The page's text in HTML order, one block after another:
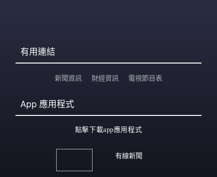
有用連結
新聞資訊 財經資訊 電視節目表
App 應用程式
點擊下載app應用程式
有線新聞